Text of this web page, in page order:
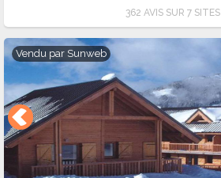
362 AVIS SUR 7 SITES
Vendu par Sunweb